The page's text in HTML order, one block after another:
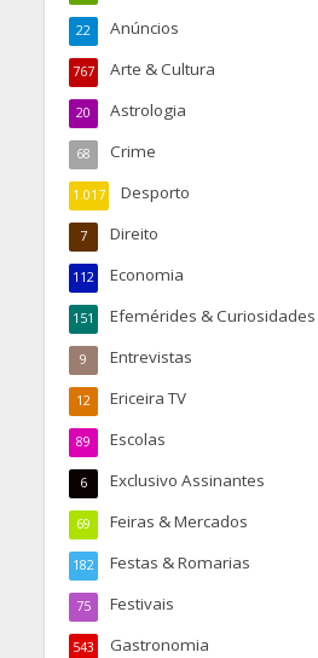
Anúncios
22
Arte & Cultura
767
Astrologia
20
Crime
68
Desporto
1.017
Direito
7
Economia
112
Efemérides & Curiosidades
151
Entrevistas
9
Ericeira TV
12
Escolas
89
Exclusivo Assinantes
6
Feiras & Mercados
69
Festas & Romarias
182
Festivais
75
Gastronomia
543